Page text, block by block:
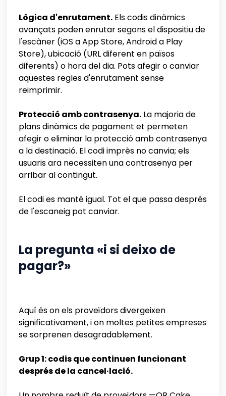
Lògica d'enrutament. Els codis dinàmics
avançats poden enrutar segons el dispositiu de
l'escàner (iOS a App Store, Android a Play
Store), ubicació (URL diferent en països
diferents) o hora del dia. Pots afegir o canviar
aquestes regles d'enrutament sense
reimprimir.
Protecció amb contrasenya. La majoria de
plans dinàmics de pagament et permeten
afegir o eliminar la protecció amb contrasenya
a la destinació. El codi imprès no canvia; els
usuaris ara necessiten una contrasenya per
arribar al contingut.
El codi es manté igual. Tot el que passa després
de l'escaneig pot canviar.
La pregunta «i si deixo de
pagar?»
Aquí és on els proveïdors divergeixen
significativament, i on moltes petites empreses
se sorprenen desagradablement.
Grup 1: codis que continuen funcionant
després de la cancel·lació.